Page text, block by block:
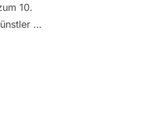
10.
…